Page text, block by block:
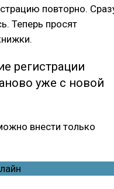
повторно.
Теперь просят
регистрации
уже с новой
внести только